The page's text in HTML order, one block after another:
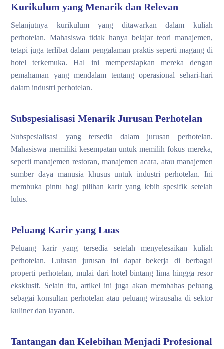
Kurikulum yang Menarik dan Relevan
Selanjutnya kurikulum yang ditawarkan dalam kuliah
perhotelan. Mahasiswa tidak hanya belajar teori manajemen,
tetapi juga terlibat dalam pengalaman praktis seperti magang di
hotel terkemuka. Hal ini mempersiapkan mereka dengan
pemahaman yang mendalam tentang operasional sehari-hari
dalam industri perhotelan.
Subspesialisasi Menarik Jurusan Perhotelan
Subspesialisasi yang tersedia dalam jurusan perhotelan.
Mahasiswa memiliki kesempatan untuk memilih fokus mereka,
seperti manajemen restoran, manajemen acara, atau manajemen
sumber daya manusia khusus untuk industri perhotelan. Ini
membuka pintu bagi pilihan karir yang lebih spesifik setelah
lulus.
Peluang Karir yang Luas
Peluang karir yang tersedia setelah menyelesaikan kuliah
perhotelan. Lulusan jurusan ini dapat bekerja di berbagai
properti perhotelan, mulai dari hotel bintang lima hingga resor
eksklusif. Selain itu, artikel ini juga akan membahas peluang
sebagai konsultan perhotelan atau peluang wirausaha di sektor
kuliner dan layanan.
Tantangan dan Kelebihan Menjadi Profesional